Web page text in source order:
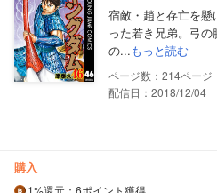
宿敵・趙と存亡を
った若き兄弟。弓
の...もっと読む
214
配信日：2018/12/04
購入
1%還元 ：6ポイント獲得